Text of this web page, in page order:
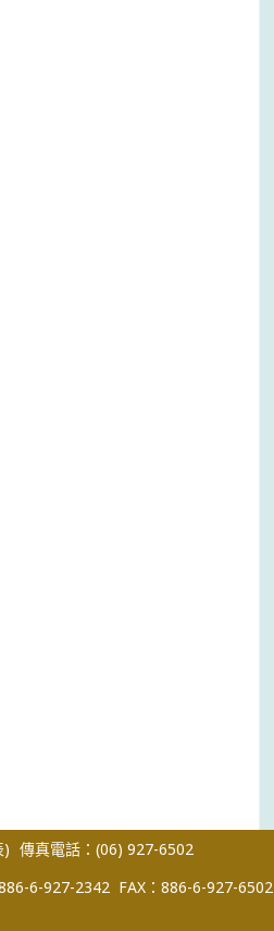
) 傳真電話：(06) 927-6502
6-927-2342 FAX：886-6-927-6502